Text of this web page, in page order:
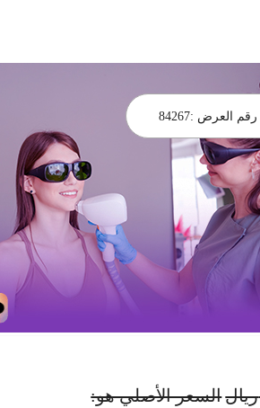
رقم العرض :84267
ريالالسعر الأصلي هو: